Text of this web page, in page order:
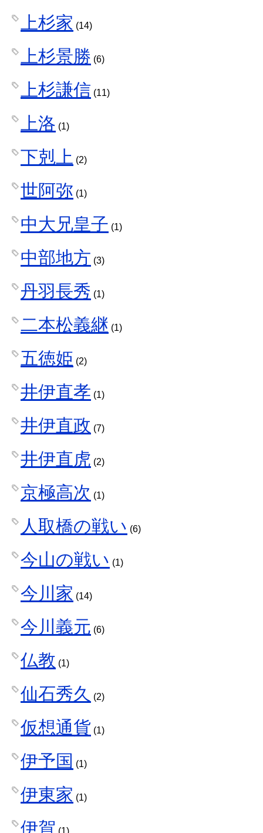
上杉家 (14)
上杉景勝 (6)
上杉謙信 (11)
上洛 (1)
下剋上 (2)
世阿弥 (1)
中大兄皇子 (1)
中部地方 (3)
丹羽長秀 (1)
二本松義継 (1)
五徳姫 (2)
井伊直孝 (1)
井伊直政 (7)
井伊直虎 (2)
京極高次 (1)
人取橋の戦い (6)
今山の戦い (1)
今川家 (14)
今川義元 (6)
仏教 (1)
仙石秀久 (2)
仮想通貨 (1)
伊予国 (1)
伊東家 (1)
伊賀